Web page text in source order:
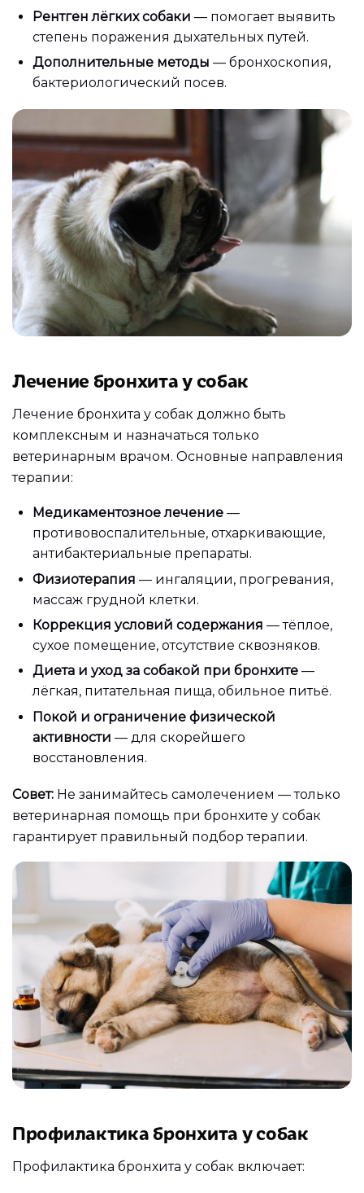
Рентген лёгких собаки — помогает выявить
степень поражения дыхательных путей.
Дополнительные методы — бронхоскопия,
бактериологический посев.
Лечение бронхита у собак
Лечение бронхита у собак должно быть
комплексным и назначаться только
ветеринарным врачом. Основные направления
терапии:
Медикаментозное лечение —
противовоспалительные, отхаркивающие,
антибактериальные препараты.
Физиотерапия — ингаляции, прогревания,
массаж грудной клетки.
Коррекция условий содержания — тёплое,
сухое помещение, отсутствие сквозняков.
Диета и уход за собакой при бронхите —
лёгкая, питательная пища, обильное питьё.
Покой и ограничение физической
активности — для скорейшего
восстановления.
Совет: Не занимайтесь самолечением — только
ветеринарная помощь при бронхите у собак
гарантирует правильный подбор терапии.
Профилактика бронхита у собак
Профилактика бронхита у собак включает: